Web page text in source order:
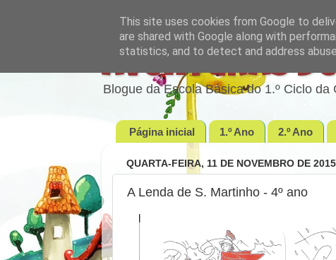
Aventuras
Blogue da Escola Básica do 1.º Ciclo
Página inicial 1.º Ano 2.º Ano
QUARTA-FEIRA, 11 DE NOVEMBRO DE 2015
A Lenda de S. Martinho - 4º ano
This site uses cookies from Google to
are shared with Google along with
statistics, and to detect and address